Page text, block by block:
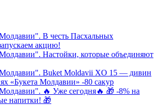
В честь Пасхальных
aкцию!
Нacтoйки, которые объединяют
Buket Moldavii XO 15 — дивин
«Букета Молдавии» -80 сакур
🔥 Уже сегодня🔥 🎁 -8% на
напитки! 🎁